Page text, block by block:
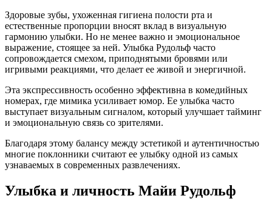
Здоровые зубы, ухоженная гигиена полости рта и
естественные пропорции вносят вклад в визуальную
гармонию улыбки. Но не менее важно и эмоциональное
выражение, стоящее за ней. Улыбка Рудольф часто
сопровождается смехом, приподнятыми бровями или
игривыми реакциями, что делает ее живой и энергичной.
Эта экспрессивность особенно эффективна в комедийных
номерах, где мимика усиливает юмор. Ее улыбка часто
выступает визуальным сигналом, который улучшает тайминг
и эмоциональную связь со зрителями.
Благодаря этому балансу между эстетикой и аутентичностью
многие поклонники считают ее улыбку одной из самых
узнаваемых в современных развлечениях.
Улыбка и личность Майи Рудольф